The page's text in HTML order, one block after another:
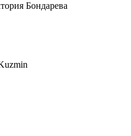
Бондарева